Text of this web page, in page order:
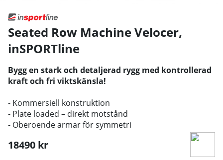
Seated Row Machine Velocer,
inSPORTline
Bygg en stark och detaljerad rygg med kontrollerad
kraft och fri viktskänsla!
- Kommersiell konstruktion
- Plate loaded – direkt motstånd
- Oberoende armar för symmetri
18490 kr